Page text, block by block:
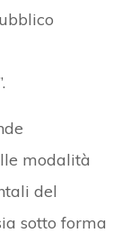
modalità
del
sotto forma